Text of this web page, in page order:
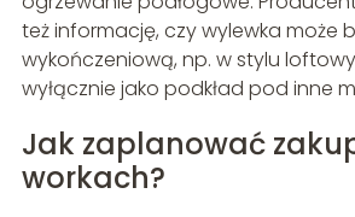
też informację, czy wylewka może
wykończeniową, np. w stylu
wyłącznie jako podkład pod inne
Jak zaplanować
workach?